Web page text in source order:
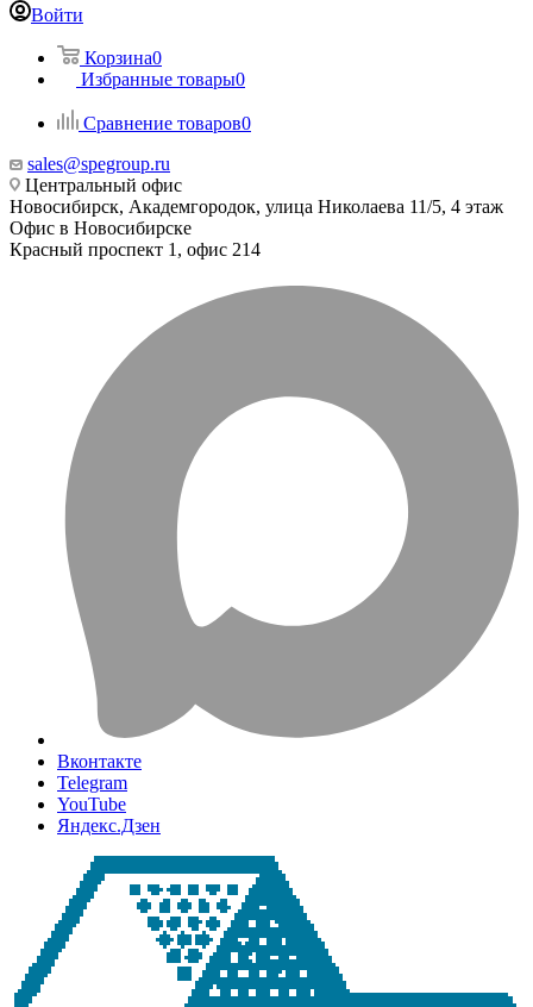
Войти
Корзина0
Избранные товары0
Сравнение товаров0
sales@spegroup.ru
Центральный офис
Новосибирск, Академгородок, улица Николаева 11/5, 4 этаж
Офис в Новосибирске
Красный проспект 1, офис 214
Вконтакте
Telegram
YouTube
Яндекс.Дзен